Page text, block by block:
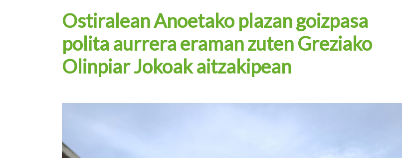
Ostiralean Anoetako plazan goizpasa
polita aurrera eraman zuten Greziako
Olinpiar Jokoak aitzakipean